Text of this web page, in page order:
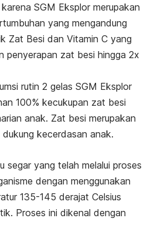
SGM Eksplor merupakan
yang mengandung
Zat Besi dan Vitamin C yang
penyerapan zat besi hingga 2x
rutin 2 gelas SGM Eksplor
100% kecukupan zat besi
anak. Zat besi merupakan
kecerdasan anak.
segar yang telah melalui proses
dengan menggunakan
135-145 derajat Celsius
Proses ini dikenal dengan